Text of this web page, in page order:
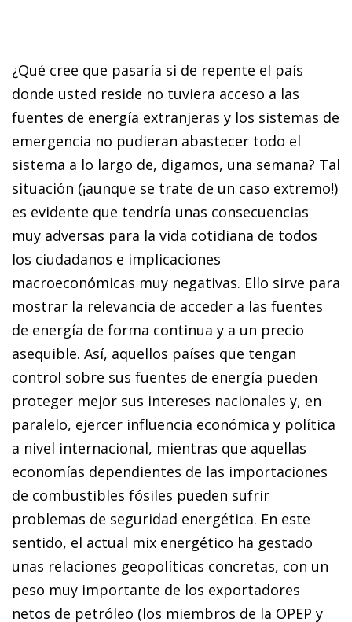
¿Qué cree que pasaría si de repente el país
donde usted reside no tuviera acceso a las
fuentes de energía extranjeras y los sistemas de
emergencia no pudieran abastecer todo el
sistema a lo largo de, digamos, una semana? Tal
situación (¡aunque se trate de un caso extremo!)
es evidente que tendría unas consecuencias
muy adversas para la vida cotidiana de todos
los ciudadanos e implicaciones
macroeconómicas muy negativas. Ello sirve para
mostrar la relevancia de acceder a las fuentes
de energía de forma continua y a un precio
asequible. Así, aquellos países que tengan
control sobre sus fuentes de energía pueden
proteger mejor sus intereses nacionales y, en
paralelo, ejercer influencia económica y política
a nivel internacional, mientras que aquellas
economías dependientes de las importaciones
de combustibles fósiles pueden sufrir
problemas de seguridad energética. En este
sentido, el actual mix energético ha gestado
unas relaciones geopolíticas concretas, con un
peso muy importante de los exportadores
netos de petróleo (los miembros de la OPEP y